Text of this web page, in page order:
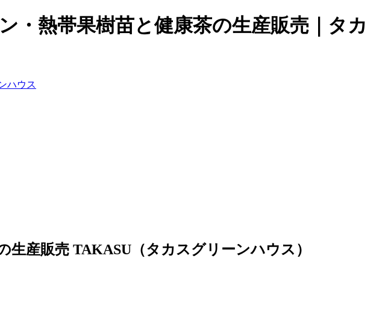
・熱帯果樹苗と健康茶の生産販売｜タカ
ハウス
産販売 TAKASU（タカスグリーンハウス）